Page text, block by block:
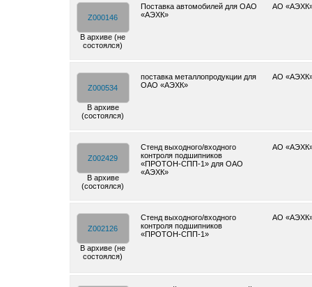
Z000146
В архиве (не
состоялся)
Поставка автомобилей для ОАО
«АЭХК»
АО
Z000534
В архиве
(состоялся)
поставка металлопродукции для
ОАО «АЭХК»
АО
Z002429
В архиве
(состоялся)
Стенд выходного/входного
контроля подшипников
«ПРОТОН-СПП-1» для ОАО
«АЭХК»
АО
Z002126
В архиве (не
состоялся)
Стенд выходного/входного
контроля подшипников
«ПРОТОН-СПП-1»
АО